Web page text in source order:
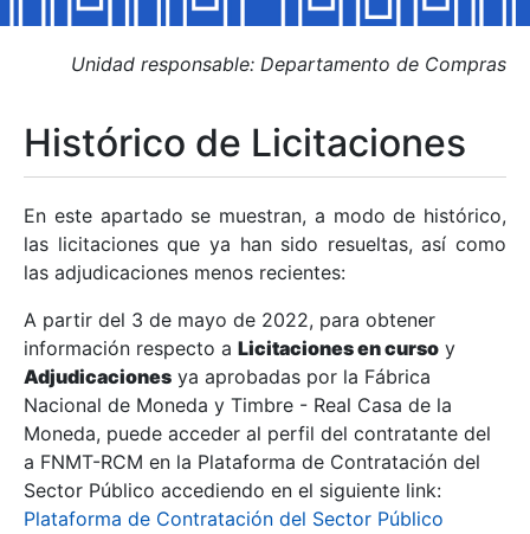
Mostrar/Ocultar
Mostrar/Ocultar
Mostrar/Ocultar
Mostrar/Ocultar
Unidad responsable: Departamento de Compras
Histórico de Licitaciones
En este apartado se muestran, a modo de histórico,
las licitaciones que ya han sido resueltas, así como
las adjudicaciones menos recientes:
A partir del 3 de mayo de 2022, para obtener
información respecto a Licitaciones en curso y
Adjudicaciones ya aprobadas por la Fábrica
Nacional de Moneda y Timbre - Real Casa de la
Moneda, puede acceder al perfil del contratante del
a FNMT-RCM en la Plataforma de Contratación del
Sector Público accediendo en el siguiente link:
Plataforma de Contratación del Sector Público